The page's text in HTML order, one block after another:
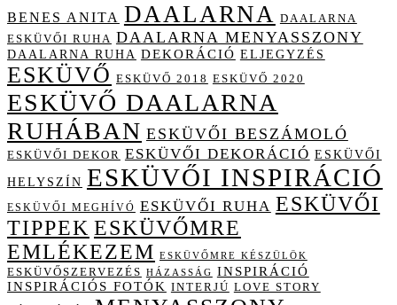
BENES ANITA DAALARNA DAALARNA
ESKÜVŐI RUHA DAALARNA MENYASSZONY
DAALARNA RUHA DEKORÁCIÓ ELJEGYZÉS
ESKÜVŐ ESKÜVŐ 2018 ESKÜVŐ 2020
ESKÜVŐ DAALARNA
RUHÁBAN ESKÜVŐI BESZÁMOLÓ
ESKÜVŐI DEKOR ESKÜVŐI DEKORÁCIÓ ESKÜVŐI
HELYSZÍN ESKÜVŐI INSPIRÁCIÓ
ESKÜVŐI MEGHÍVÓ ESKÜVŐI RUHA ESKÜVŐI
TIPPEK ESKÜVŐMRE
EMLÉKEZEM ESKÜVŐMRE KÉSZÜLÖK
ESKÜVŐSZERVEZÉS HÁZASSÁG INSPIRÁCIÓ
INSPIRÁCIÓS FOTÓK INTERJÚ LOVE STORY